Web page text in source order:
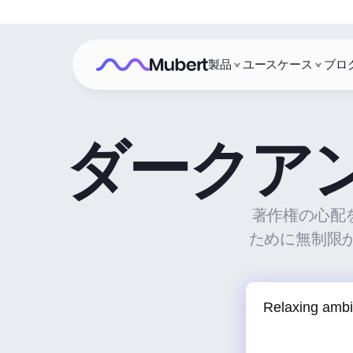
ダークア
著作権の心配
ために無制限
製品 ユースケース ブロ